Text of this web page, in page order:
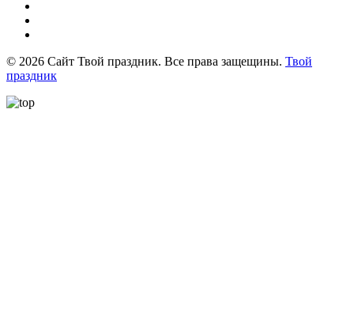
© 2026 Сайт Твой праздник. Все права защещины. Твой
праздник